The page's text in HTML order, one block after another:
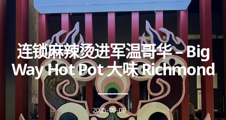
连锁麻辣烫进军温哥华 – Big
Way Hot Pot 大味 Richmond
2025-05-09